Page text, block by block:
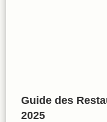
Guide des
2025